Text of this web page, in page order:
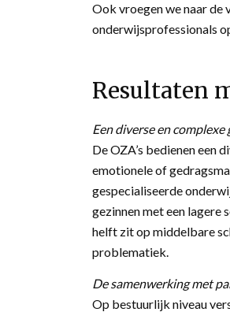
Ook vroegen we naar de
onderwijsprofessionals
Resultaten
Een diverse en
De OZA’s bedienen een
emotionele of
gespecialiseerde
gezinnen met een lagere
helft zit op middelbare
problematiek.
De samenwerking met
Op bestuurlijk niveau